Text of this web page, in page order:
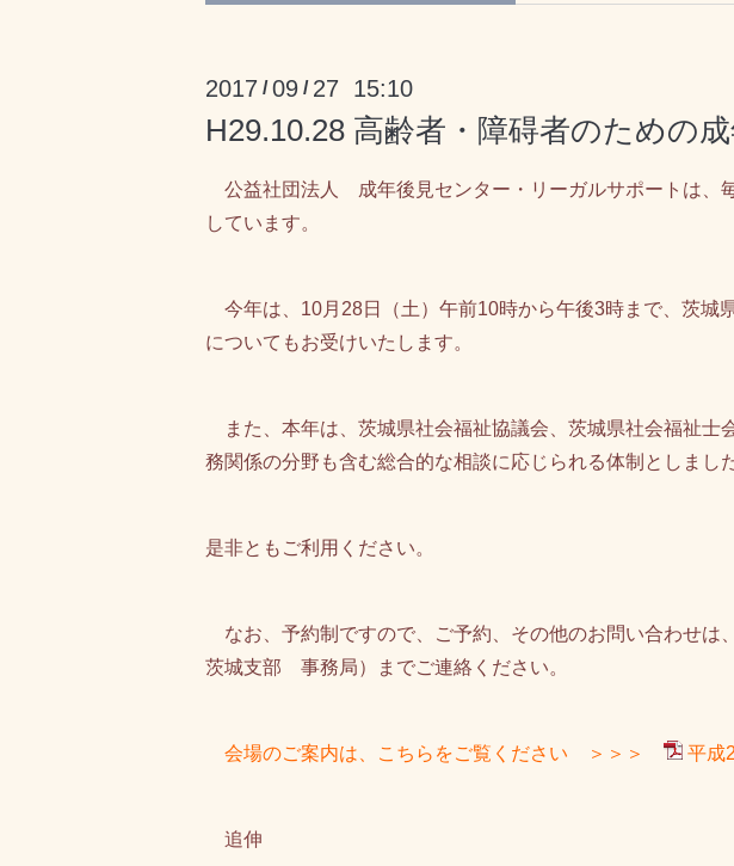
2017 /09 / 27 15:10
H29.10.28 高齢者・障碍者のための
公益社団法人 成年後見センター・リーガルサポートは、
しています。
今年は、10月28日（土）午前10時から午後3時まで、茨城
についてもお受けいたします。
また、本年は、茨城県社会福祉協議会、茨城県社会福祉士
務関係の分野も含む総合的な相談に応じられる体制としました
是非ともご利用ください。
なお、予約制ですので、ご予約、その他のお問い合わせは
茨城支部 事務局）までご連絡ください。
会場のご案内は、こちらをご覧ください ＞＞＞ 平成
追伸